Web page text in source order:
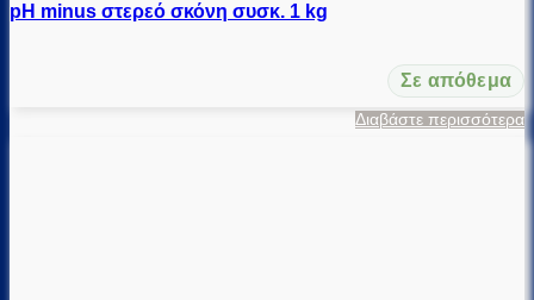
pH minus στερεό σκόνη συσκ. 1 kg
Σε απόθεμα
Διαβάστε περισσότερα